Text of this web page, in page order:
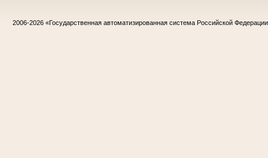
2006-2026 «Государственная автоматизированная система Российской